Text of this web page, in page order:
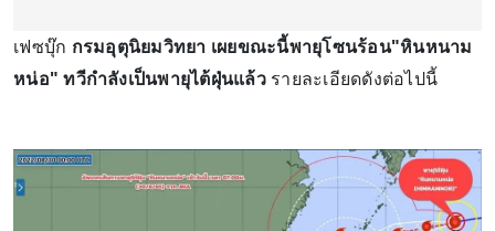
เฟซบุ๊ก กรมอุตุนิยมวิทยา เผยขณะนี้พายุโซนร้อน"หินหนาม
หน่อ" ทวีกำลังเป็นพายุไต้ฝุ่นแล้วรายละเอียดดังต่อไปนี้